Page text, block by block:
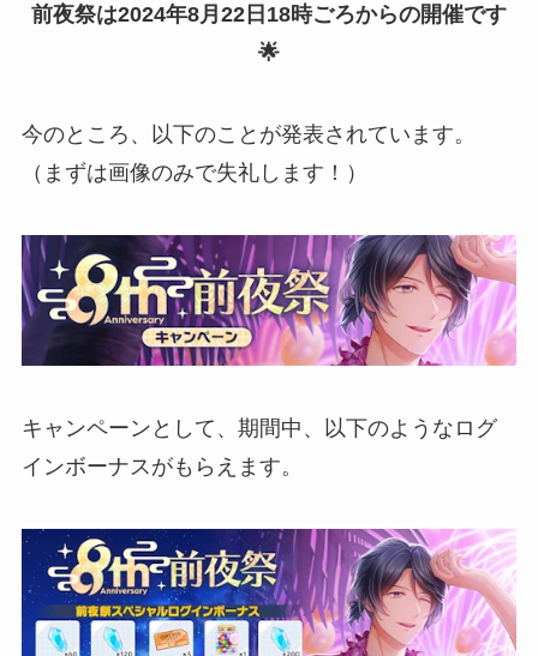
前夜祭は2024年8月22日18時ごろからの開催です
🌟
今のところ、以下のことが発表されています。
（まずは画像のみで失礼します！）
キャンペーンとして、期間中、以下のようなログ
インボーナスがもらえます。